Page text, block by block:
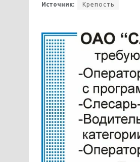
Источник: Крепость